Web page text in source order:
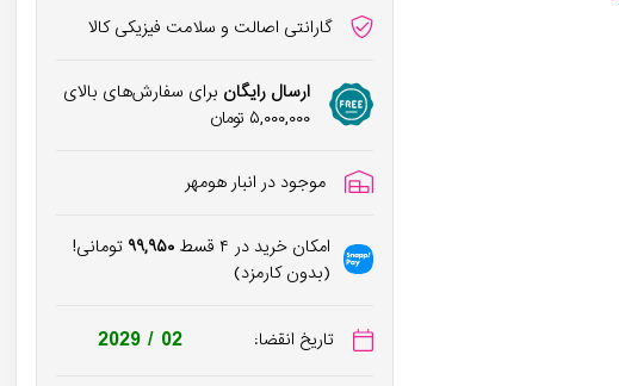
گارانتی اصالت و سلامت فیزیکی کالا
ارسال رایگان برای سفارش‌های بالای
۵,۰۰۰,۰۰۰ تومان
موجود در انبار هومهر
امکان خرید در ۴ قسط ۹۹,۹۵۰ تومانی!
(بدون کارمزد)
تاریخ انقضا: 2029 / 02